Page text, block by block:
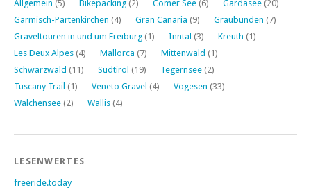
Allgemein (5) Bikepacking (2) Comer See (6) Gardasee (20)
Garmisch-Partenkirchen (4) Gran Canaria (9) Graubünden (7)
Graveltouren in und um Freiburg (1) Inntal (3) Kreuth (1)
Les Deux Alpes (4) Mallorca (7) Mittenwald (1)
Schwarzwald (11) Südtirol (19) Tegernsee (2)
Tuscany Trail (1) Veneto Gravel (4) Vogesen (33)
Walchensee (2) Wallis (4)
LESENWERTES
freeride.today